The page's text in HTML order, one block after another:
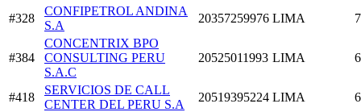
#328
CONFIPETROL ANDINA
S.A
20357259976 LIMA
#384
CONCENTRIX BPO
CONSULTING PERU
S.A.C
20525011993 LIMA
#418
SERVICIOS DE CALL
CENTER DEL PERU S.A
20519395224 LIMA